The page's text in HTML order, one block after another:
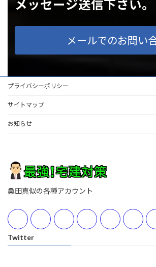
メッセージ送信下さい。
メールでのお問い
プライバシーポリシー
サイトマップ
お知らせ
桑田真似の各種アカウント
Twitter